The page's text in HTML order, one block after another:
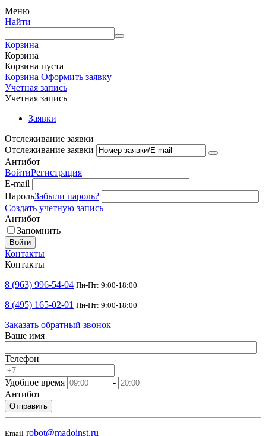
Меню
Найти
Корзина
Корзина
Корзина пуста
Корзина Оформить заявку
Учетная запись
Учетная запись
Заявки
Отслеживание заявки
Отслеживание заявки
Антибот
ВойтиРегистрация
E-mail
ПарольЗабыли пароль?
Создать учетную запись
Антибот
Запомнить
Войти
Контакты
Контакты
8 (963) 996-54-04 Пн-Пт: 9:00-18:00
8 (495) 165-02-01 Пн-Пт: 9:00-18:00
Заказать обратный звонок
Ваше имя
Телефон
Удобное время
-
Антибот
Отправить
Email robot@madoinst.ru